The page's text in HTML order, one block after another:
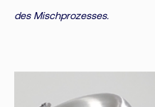
des Mischprozesses.